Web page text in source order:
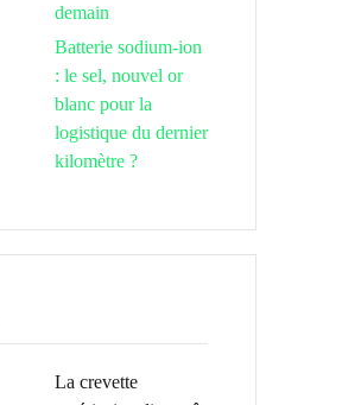
demain
Batterie sodium-ion
: le sel, nouvel or
blanc pour la
logistique du dernier
kilomètre ?
La crevette